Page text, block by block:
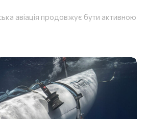
авіація продовжує бути активною